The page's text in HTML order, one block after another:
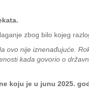
zbog bilo kojeg
ovo nije iznenađujuće.
kada govorio o
koju je u junu 2025.